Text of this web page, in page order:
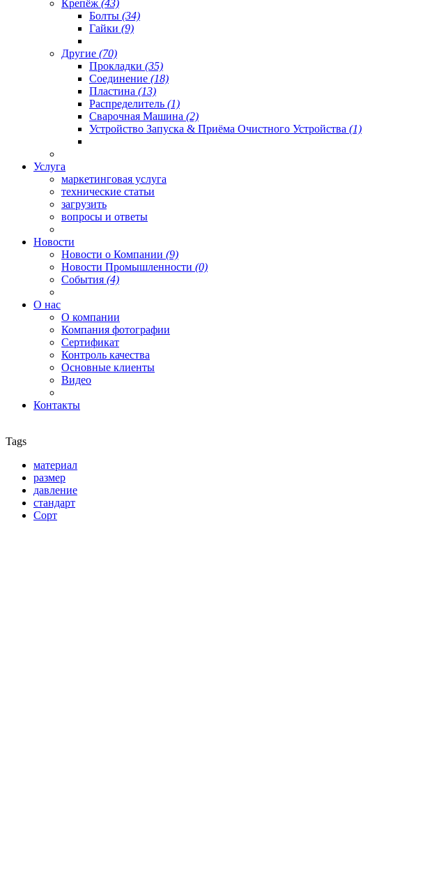
Крепёж (43)
Болты (34)
Гайки (9)
Другие (70)
Прокладки (35)
Соединение (18)
Пластина (13)
Распределитель (1)
Сварочная Машина (2)
Устройство Запуска & Приёма Очистного Устройства (1)
Услуга
маркетинговая услуга
технические статьи
загрузить
вопросы и ответы
Новости
Новости о Компании (9)
Новости Промышленности (0)
События (4)
О нас
О компании
Компания фотографии
Сертификат
Контроль качества
Основные клиенты
Видео
Контакты
Tags
материал
размер
давление
стандарт
Сорт